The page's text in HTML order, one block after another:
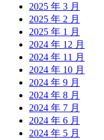
2025 年 3 月
2025 年 2 月
2025 年 1 月
2024 年 12 月
2024 年 11 月
2024 年 10 月
2024 年 9 月
2024 年 8 月
2024 年 7 月
2024 年 6 月
2024 年 5 月